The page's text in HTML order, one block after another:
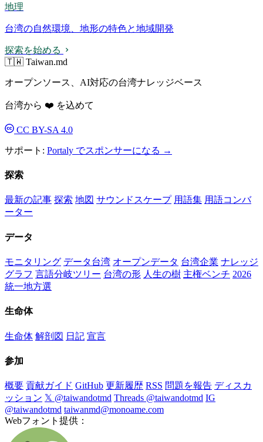
地理
台湾の自然環境、地形の特色と地域開発
探索を始める
🇹🇼 Taiwan.md
オープンソース、AI対応の台湾ナレッジベース
台湾から ❤️ を込めて
CC BY-SA 4.0
サポート: Portaly でスポンサーになる →
探索
最新の記事 探索 地図 サウンドスケープ 用語集 用語コンバ
ーター
データ
モニタリング データ台湾 オープンデータ 台湾企業 ナレッジ
グラフ 言語分岐ツリー 台湾の形 人生の樹 主権ベンチ 2026
統一地方選
生命体
生命体 解剖図 日記 宣言
参加
概要 貢献ガイド GitHub 更新履歴 RSS 問題を報告 ディスカ
ッション 𝕏 @taiwandotmd Threads @taiwandotmd IG
@taiwandotmd taiwanmd@monoame.com
Webフォント提供：